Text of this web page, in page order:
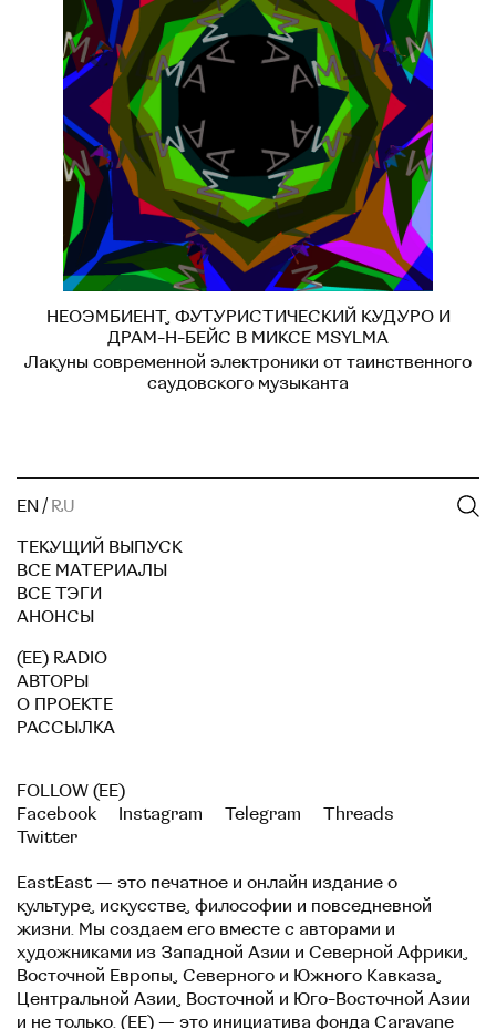
НЕОЭМБИЕНТ, ФУТУРИСТИЧЕСКИЙ КУДУРО И
ДРАМ-Н-БЕЙС В МИКСЕ MSYLMA
Лакуны современной электроники от таинственного
саудовского музыканта
EN / RU
ТЕКУЩИЙ ВЫПУСК
ВСЕ МАТЕРИАЛЫ
ВСЕ ТЭГИ
АНОНСЫ
(EE) RADIO
АВТОРЫ
О ПРОЕКТЕ
РАССЫЛКА
FOLLOW (EE)
Facebook
Instagram Telegram
Threads
Twitter
EastEast — это печатное и онлайн издание о
культуре, искусстве, философии и повседневной
жизни. Мы создаем его вместе с авторами и
художниками из Западной Азии и Северной Африки,
Восточной Европы, Северного и Южного Кавказа,
Центральной Азии, Восточной и Юго-Восточной Азии
и не только. (EE) — это инициатива фонда Caravane